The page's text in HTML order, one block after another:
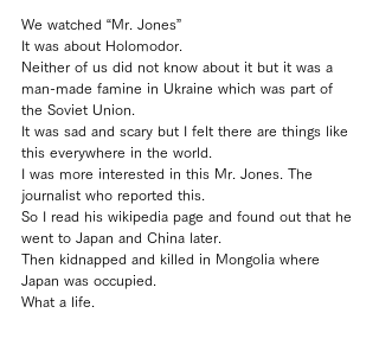
We watched “Mr. Jones”
It was about Holomodor.
Neither of us did not know about it but it was a
man-made famine in Ukraine which was part of
the Soviet Union.
It was sad and scary but I felt there are things like
this everywhere in the world.
I was more interested in this Mr. Jones. The
journalist who reported this.
So I read his wikipedia page and found out that he
went to Japan and China later.
Then kidnapped and killed in Mongolia where
Japan was occupied.
What a life.